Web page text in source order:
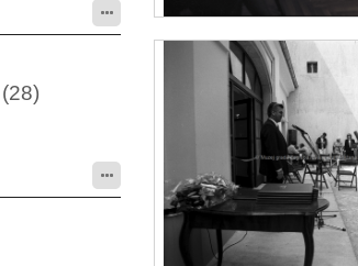
(28)